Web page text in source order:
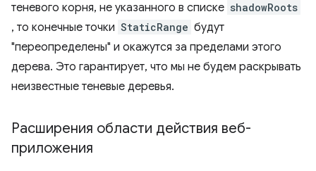
теневого корня, не указанного в списке shadowRoots
, то конечные точки StaticRange будут
"переопределены" и окажутся за пределами этого
дерева. Это гарантирует, что мы не будем раскрывать
неизвестные теневые деревья.
Расширения области действия веб-
приложения